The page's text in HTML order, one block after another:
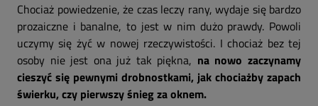
Chociaż powiedzenie, że czas leczy rany, wydaje się bardzo
prozaiczne i banalne, to jest w nim dużo prawdy. Powoli
uczymy się żyć w nowej rzeczywistości. I chociaż bez tej
osoby nie jest ona już tak piękna, na nowo zaczynamy
cieszyć się pewnymi drobnostkami, jak chociażby zapach
świerku, czy pierwszy śnieg za oknem.